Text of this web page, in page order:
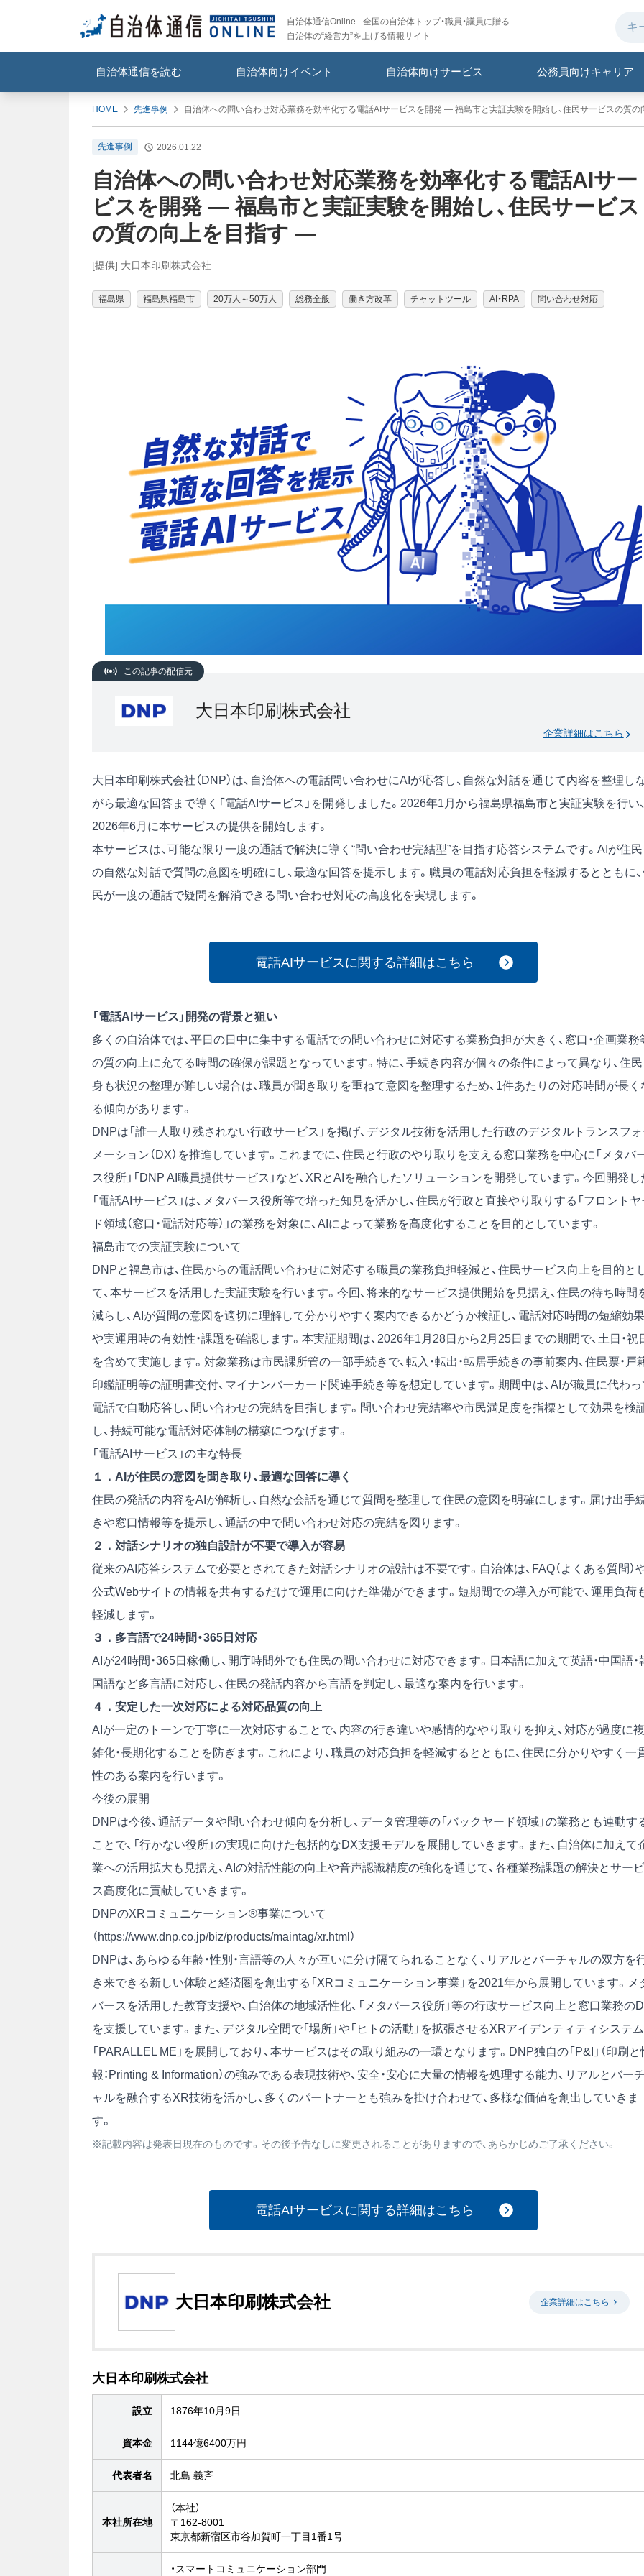
自治体通信Online - 全国の自治体トップ・職員・議員に贈る
自治体の“経営力”を上げる情報サイト
自治体通信を読む 自治体向けイベント 自治体向けサービス 公務員向けキャリア
HOME 先進事例 自治体への問い合わせ対応業務を効率化する電話AIサービスを開発 ― 福島市と実証実験を開始し、住民サービスの質
先進事例 2026.01.22
自治体への問い合わせ対応業務を効率化する電話AIサー
ビスを開発 ― 福島市と実証実験を開始し、住民サービス
の質の向上を目指す ―
[提供] 大日本印刷株式会社
福島県 福島県福島市 20万人～50万人 総務全般 働き方改革 チャットツール AI・RPA 問い合わせ対応
この記事の配信元
大日本印刷株式会社
企業詳細はこちら
大日本印刷株式会社（DNP）は、自治体への電話問い合わせにAIが応答し、自然な対話を通じて内容を整理し
がら最適な回答まで導く「電話AIサービス」を開発しました。2026年1月から福島県福島市と実証実験を行い、
2026年6月に本サービスの提供を開始します。
本サービスは、可能な限り一度の通話で解決に導く“問い合わせ完結型”を目指す応答システムです。AIが住民
の自然な対話で質問の意図を明確にし、最適な回答を提示します。職員の電話対応負担を軽減するとともに
民が一度の通話で疑問を解消できる問い合わせ対応の高度化を実現します。
電話AIサービスに関する詳細はこちら
「電話AIサービス」開発の背景と狙い
多くの自治体では、平日の日中に集中する電話での問い合わせに対応する業務負担が大きく、窓口・企画業務
の質の向上に充てる時間の確保が課題となっています。特に、手続き内容が個々の条件によって異なり、住民
身も状況の整理が難しい場合は、職員が聞き取りを重ねて意図を整理するため、1件あたりの対応時間が長く
る傾向があります。
DNPは「誰一人取り残されない行政サービス」を掲げ、デジタル技術を活用した行政のデジタルトランスフ
メーション（DX）を推進しています。これまでに、住民と行政のやり取りを支える窓口業務を中心に「メタバ
ス役所」「DNP AI職員提供サービス」など、XRとAIを融合したソリューションを開発しています。今回開発し
「電話AIサービス」は、メタバース役所等で培った知見を活かし、住民が行政と直接やり取りする「フロントヤ
ド領域（窓口・電話対応等）」の業務を対象に、AIによって業務を高度化することを目的としています。
福島市での実証実験について
DNPと福島市は、住民からの電話問い合わせに対応する職員の業務負担軽減と、住民サービス向上を目的と
て、本サービスを活用した実証実験を行います。今回、将来的なサービス提供開始を見据え、住民の待ち時間
減らし、AIが質問の意図を適切に理解して分かりやすく案内できるかどうか検証し、電話対応時間の短縮効果
や実運用時の有効性・課題を確認します。本実証期間は、2026年1月28日から2月25日までの期間で、土日・祝
を含めて実施します。対象業務は市民課所管の一部手続きで、転入・転出・転居手続きの事前案内、住民票・戸籍
印鑑証明等の証明書交付、マイナンバーカード関連手続き等を想定しています。期間中は、AIが職員に代わっ
電話で自動応答し、問い合わせの完結を目指します。問い合わせ完結率や市民満足度を指標として効果を検
し、持続可能な電話対応体制の構築につなげます。
「電話AIサービス」の主な特長
１．AIが住民の意図を聞き取り、最適な回答に導く
住民の発話の内容をAIが解析し、自然な会話を通じて質問を整理して住民の意図を明確にします。届け出手
きや窓口情報等を提示し、通話の中で問い合わせ対応の完結を図ります。
２．対話シナリオの独自設計が不要で導入が容易
従来のAI応答システムで必要とされてきた対話シナリオの設計は不要です。自治体は、FAQ（よくある質問）
公式Webサイトの情報を共有するだけで運用に向けた準備ができます。短期間での導入が可能で、運用負荷
軽減します。
３．多言語で24時間・365日対応
AIが24時間・365日稼働し、開庁時間外でも住民の問い合わせに対応できます。日本語に加えて英語・中国語・
国語など多言語に対応し、住民の発話内容から言語を判定し、最適な案内を行います。
４．安定した一次対応による対応品質の向上
AIが一定のトーンで丁寧に一次対応することで、内容の行き違いや感情的なやり取りを抑え、対応が過度に複
雑化・長期化することを防ぎます。これにより、職員の対応負担を軽減するとともに、住民に分かりやすく一
性のある案内を行います。
今後の展開
DNPは今後、通話データや問い合わせ傾向を分析し、データ管理等の「バックヤード領域」の業務とも連動す
ことで、「行かない役所」の実現に向けた包括的なDX支援モデルを展開していきます。また、自治体に加えて
業への活用拡大も見据え、AIの対話性能の向上や音声認識精度の強化を通じて、各種業務課題の解決とサービ
ス高度化に貢献していきます。
DNPのXRコミュニケーション®事業について
（ https://www.dnp.co.jp/biz/products/maintag/xr.html ）
DNPは、あらゆる年齢・性別・言語等の人々が互いに分け隔てられることなく、リアルとバーチャルの双方を
き来できる新しい体験と経済圏を創出する「XRコミュニケーション事業」を2021年から展開しています。メ
バースを活用した教育支援や、自治体の地域活性化、「メタバース役所」等の行政サービス向上と窓口業務の
を支援しています。また、デジタル空間で「場所」や「ヒトの活動」を拡張させるXRアイデンティティシステム
「PARALLEL ME」を展開しており、本サービスはその取り組みの一環となります。DNP独自の「P&I」（印刷と
報：Printing & Information）の強みである表現技術や、安全・安心に大量の情報を処理する能力、リアルとバーチ
ャルを融合するXR技術を活かし、多くのパートナーとも強みを掛け合わせて、多様な価値を創出していきま
す。
※記載内容は発表日現在のものです。その後予告なしに変更されることがありますので、あらかじめご了承ください。
電話AIサービスに関する詳細はこちら
大日本印刷株式会社 企業詳細はこちら
大日本印刷株式会社
設立 1876年10月9日
資本金 1144億6400万円
代表者名 北島 義斉
本社所在地
（本社）
〒162-8001
東京都新宿区市谷加賀町一丁目1番1号
・スマートコミュニケーション部門